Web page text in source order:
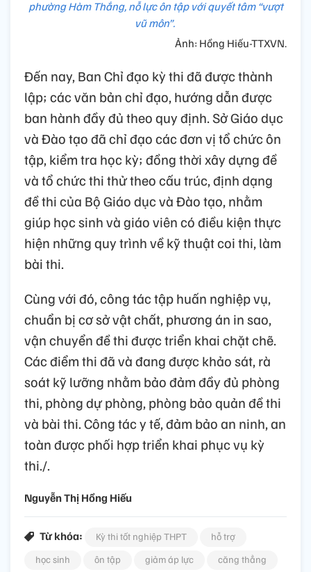
phường Hàm Thắng, nỗ lực ôn tập với quyết tâm “vượt
vũ môn”.
Ảnh: Hồng Hiếu-TTXVN.
Đến nay, Ban Chỉ đạo kỳ thi đã được thành
lập; các văn bản chỉ đạo, hướng dẫn được
ban hành đầy đủ theo quy định. Sở Giáo dục
và Đào tạo đã chỉ đạo các đơn vị tổ chức ôn
tập, kiểm tra học kỳ; đồng thời xây dựng đề
và tổ chức thi thử theo cấu trúc, định dạng
đề thi của Bộ Giáo dục và Đào tạo, nhằm
giúp học sinh và giáo viên có điều kiện thực
hiện những quy trình về kỹ thuật coi thi, làm
bài thi.
Cùng với đó, công tác tập huấn nghiệp vụ,
chuẩn bị cơ sở vật chất, phương án in sao,
vận chuyển đề thi được triển khai chặt chẽ.
Các điểm thi đã và đang được khảo sát, rà
soát kỹ lưỡng nhằm bảo đảm đầy đủ phòng
thi, phòng dự phòng, phòng bảo quản đề thi
và bài thi. Công tác y tế, đảm bảo an ninh, an
toàn được phối hợp triển khai phục vụ kỳ
thi./.
Nguyễn Thị Hồng Hiếu
Từ khóa: Kỳ thi tốt nghiệp THPT
hỗ trợ
học sinh
ôn tập giảm áp lực căng thẳng